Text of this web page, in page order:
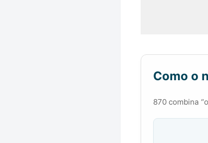
Como o
870 combina